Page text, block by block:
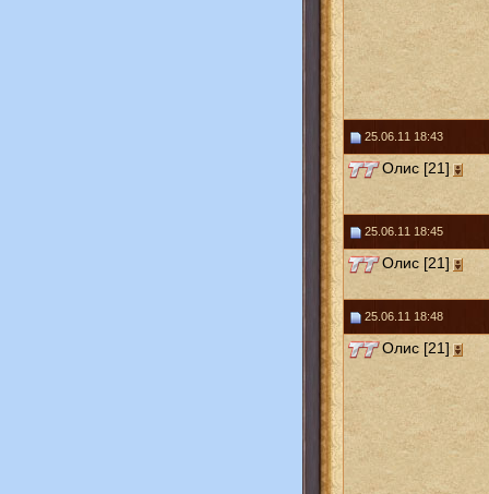
25.06.11 18:43
Олис [21]
25.06.11 18:45
Олис [21]
25.06.11 18:48
Олис [21]